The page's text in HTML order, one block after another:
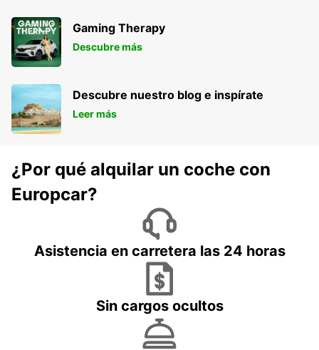
Gaming Therapy
Descubre más
Descubre nuestro blog e inspírate
Leer más
¿Por qué alquilar un coche con
Europcar?
Asistencia en carretera las 24 horas
Sin cargos ocultos